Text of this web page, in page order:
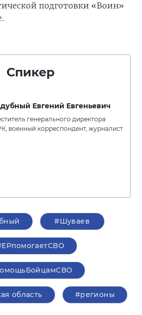
подготовки «Воин»
Спикер
Евгений Евгеньевич
генерального директора
военный корреспондент, журналист
#Шуваев
область #регионы